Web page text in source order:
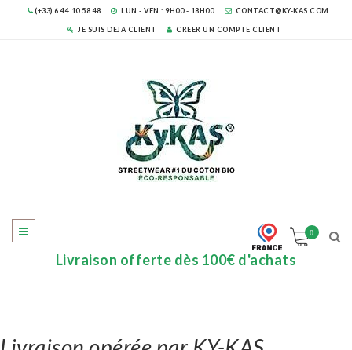
(+33) 6 44 10 58 48 LUN - VEN : 9H00 - 18H00 CONTACT@KY-KAS.COM
JE SUIS DEJA CLIENT CREER UN COMPTE CLIENT
0
Livraison offerte dès 100€ d'achats